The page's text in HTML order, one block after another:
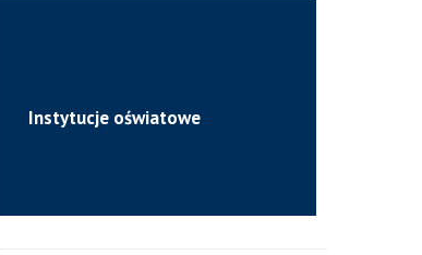
Instytucje oświatowe